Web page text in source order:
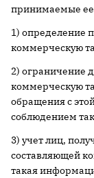
принимаемые ее
1) определение
коммерческую
2) ограничение
коммерческую
обращения с
соблюдением
3) учет лиц,
составляющей
такая